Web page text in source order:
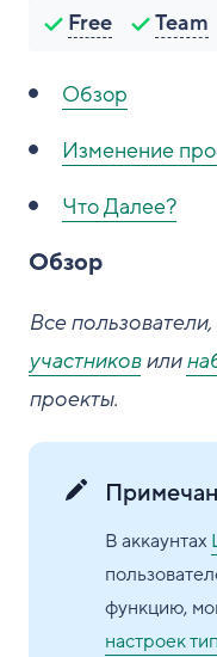
Free Team
Обзор
Изменение
Что Далее?
Обзор
Все
участниковили
проекты.
В аккаунтах
функцию,
настроек